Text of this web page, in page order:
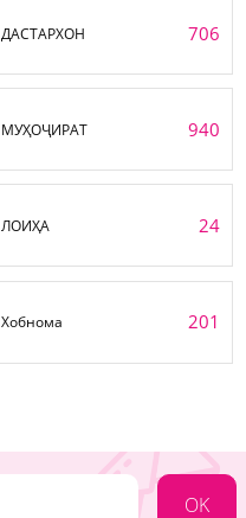
ДАСТАРХОН 706
МУҲОҶИРАТ 940
ЛОИҲА 24
Хобнома 201
OK